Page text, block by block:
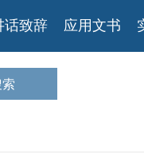
话致辞 应用文书